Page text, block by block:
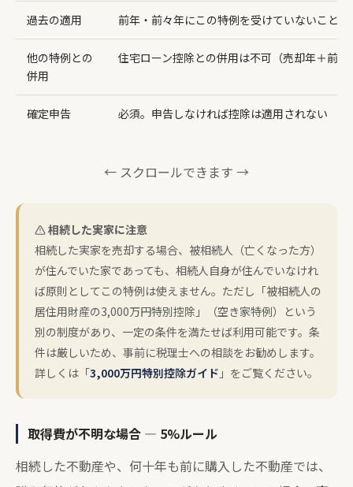
過去の適用 前年・前々年にこの特例を受けていないこと
他の特例との
併用
住宅ローン控除との併用は不可（売却年＋前後
確定申告 必須。申告しなければ控除は適用されない
← スクロールできます →
相続した実家に注意
相続した実家を売却する場合、被相続人（亡くなった方）
が住んでいた家であっても、相続人自身が住んでいなけれ
ば原則としてこの特例は使えません。ただし「被相続人の
居住用財産の3,000万円特別控除」（空き家特例）という
別の制度があり、一定の条件を満たせば利用可能です。条
件は厳しいため、事前に税理士への相談をお勧めします。
詳しくは「3,000万円特別控除ガイド 」をご覧ください。
取得費が不明な場合 — 5%ルール
相続した不動産や、何十年も前に購入した不動産では、